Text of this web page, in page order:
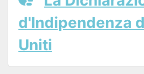
d'Indipendenza
Uniti